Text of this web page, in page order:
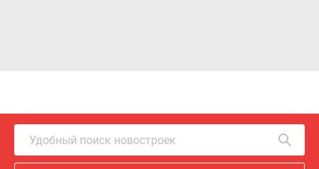
Удобный поиск новостроек